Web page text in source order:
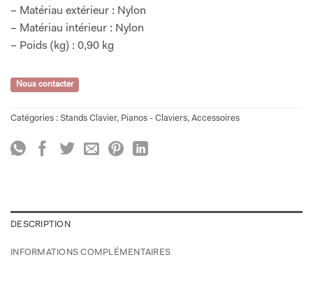
– Matériau extérieur : Nylon
– Matériau intérieur : Nylon
– Poids (kg) : 0,90 kg
Nous contacter
Catégories : Stands Clavier, Pianos - Claviers, Accessoires
DESCRIPTION
INFORMATIONS COMPLÉMENTAIRES